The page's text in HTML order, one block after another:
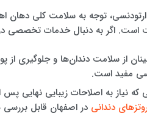
توجه به سلامت کلی دهان
است. اگر به دنبال خدمات تخصصی در
از سلامت دندان‌ها و جلوگیری از
مفید است.
که نیاز به اصلاحات زیبایی نهایی پس
دندانی در اصفهان قابل